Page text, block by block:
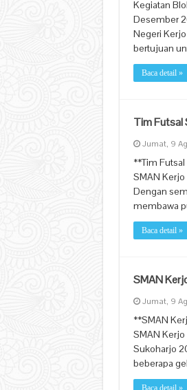
Kegiatan
Desember
Negeri
bertujuan
Baca detail »
Tim Futsal
Jumat, 9
**Tim
SMAN
Dengan
membawa
Baca detail »
SMAN
Jumat, 9
**SMAN
SMAN
Sukoharjo
beberapa
Baca detail »